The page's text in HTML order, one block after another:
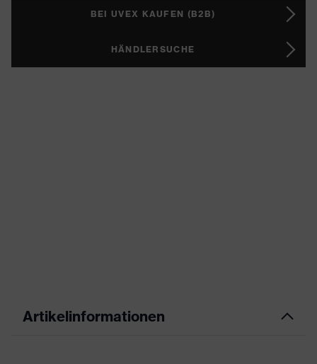
BEI UVEX KAUFEN (B2B)
HÄNDLERSUCHE
Artikelinformationen